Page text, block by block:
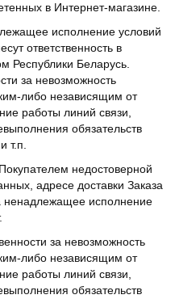
в Интернет-магазине.
исполнение условий
ответственность в
Республики Беларусь.
за невозможность
либо независящим от
работы линий связи,
обязательств
т.п.
недостоверной
адресе доставки Заказа
ненадлежащее исполнение
за невозможность
либо независящим от
работы линий связи,
обязательств